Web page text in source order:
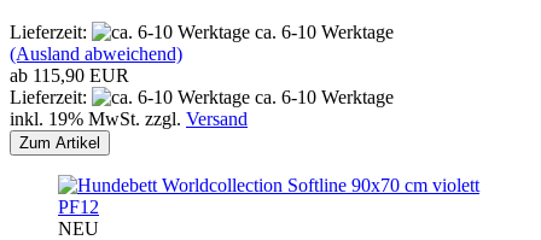
Lieferzeit:
ca. 6-10 Werktage
(Ausland abweichend)
ab 115,90 EUR
Lieferzeit:
ca. 6-10 Werktage
inkl. 19% MwSt. zzgl. Versand
Zum Artikel
PF12
NEU